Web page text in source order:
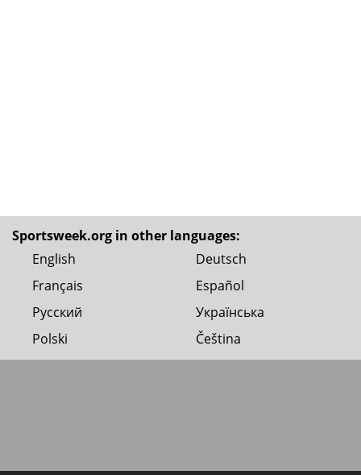
Sportsweek.org in other languages:
English
Deutsch
Français
Español
Русский
Українська
Polski
Čeština